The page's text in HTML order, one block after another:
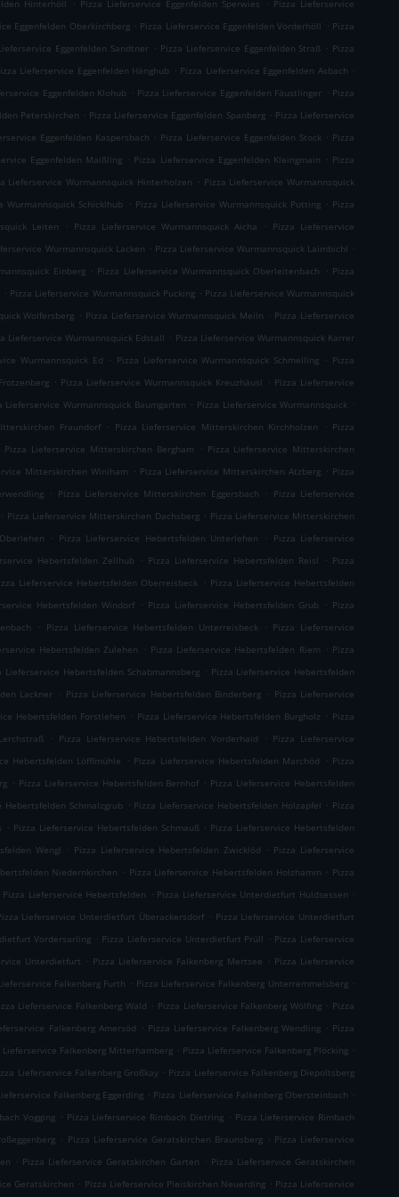
Hinterhöll Pizza Lieferservice Eggenfelden Sperwies
Pizza Lieferservice
Eggenfelden Oberkirchberg . Pizza Lieferservice Eggenfelden Vorderhöll . Pizza
Eggenfelden Sandtner . Pizza Lieferservice Eggenfelden Straß . Pizza
Lieferservice Eggenfelden Hänghub . Pizza Lieferservice Eggenfelden Asbach .
Eggenfelden Klohub . Pizza Lieferservice Eggenfelden Fäustlinger . Pizza
Peterskirchen . Pizza Lieferservice Eggenfelden Spanberg . Pizza Lieferservice
Eggenfelden Kaspersbach . Pizza Lieferservice Eggenfelden Stock . Pizza
Eggenfelden Maißling . Pizza Lieferservice Eggenfelden Kleingmain . Pizza
Lieferservice Wurmannsquick Hinterholzen . Pizza Lieferservice Wurmannsquick
Wurmannsquick Schicklhub . Pizza Lieferservice Wurmannsquick Putting . Pizza
Leiten . Pizza Lieferservice Wurmannsquick Aicha . Pizza Lieferservice
Wurmannsquick Lacken . Pizza Lieferservice Wurmannsquick Laimbichl .
Einberg . Pizza Lieferservice Wurmannsquick Oberleitenbach . Pizza
. Pizza Lieferservice Wurmannsquick Pucking . Pizza Lieferservice Wurmannsquick
Wolfersberg . Pizza Lieferservice Wurmannsquick Meiln . Pizza Lieferservice
Lieferservice Wurmannsquick Edstall . Pizza Lieferservice Wurmannsquick Karrer
Wurmannsquick Ed . Pizza Lieferservice Wurmannsquick Schmelling . Pizza
. Pizza Lieferservice Wurmannsquick Kreuzhäusl . Pizza Lieferservice
Lieferservice Wurmannsquick Baumgarten . Pizza Lieferservice Wurmannsquick .
Fraundorf . Pizza Lieferservice Mitterskirchen Kirchholzen . Pizza
Pizza Lieferservice Mitterskirchen Bergham . Pizza Lieferservice Mitterskirchen
Mitterskirchen Winiham . Pizza Lieferservice Mitterskirchen Atzberg . Pizza
. Pizza Lieferservice Mitterskirchen Eggersbach . Pizza Lieferservice
. Pizza Lieferservice Mitterskirchen Dachsberg . Pizza Lieferservice Mitterskirchen
. Pizza Lieferservice Hebertsfelden Unterlehen . Pizza Lieferservice
Hebertsfelden Zellhub . Pizza Lieferservice Hebertsfelden Reisl . Pizza
Lieferservice Hebertsfelden Oberreisbeck . Pizza Lieferservice Hebertsfelden
Hebertsfelden Windorf . Pizza Lieferservice Hebertsfelden Grub . Pizza
. Pizza Lieferservice Hebertsfelden Unterreisbeck . Pizza Lieferservice
Hebertsfelden Zulehen . Pizza Lieferservice Hebertsfelden Riem . Pizza
Lieferservice Hebertsfelden Schabmannsberg . Pizza Lieferservice Hebertsfelden
Lackner . Pizza Lieferservice Hebertsfelden Binderberg . Pizza Lieferservice
Hebertsfelden Forstlehen . Pizza Lieferservice Hebertsfelden Burgholz . Pizza
. Pizza Lieferservice Hebertsfelden Vorderhaid . Pizza Lieferservice
Hebertsfelden Löfflmühle . Pizza Lieferservice Hebertsfelden Marchöd . Pizza
. Pizza Lieferservice Hebertsfelden Bernhof . Pizza Lieferservice Hebertsfelden
Hebertsfelden Schmalzgrub . Pizza Lieferservice Hebertsfelden Holzapfel . Pizza
. Pizza Lieferservice Hebertsfelden Schmauß . Pizza Lieferservice Hebertsfelden
Wengl . Pizza Lieferservice Hebertsfelden Zwicklöd . Pizza Lieferservice
Niedernkirchen . Pizza Lieferservice Hebertsfelden Holzhamm . Pizza
Pizza Lieferservice Hebertsfelden . Pizza Lieferservice Unterdietfurt Huldsessen .
Lieferservice Unterdietfurt Überackersdorf . Pizza Lieferservice Unterdietfurt
Vordersarling . Pizza Lieferservice Unterdietfurt Prüll . Pizza Lieferservice
Unterdietfurt . Pizza Lieferservice Falkenberg Mertsee . Pizza Lieferservice
Falkenberg Furth . Pizza Lieferservice Falkenberg Unterremmelsberg .
Lieferservice Falkenberg Wald . Pizza Lieferservice Falkenberg Wölfing . Pizza
Falkenberg Amersöd . Pizza Lieferservice Falkenberg Wendling . Pizza
Lieferservice Falkenberg Mitterhamberg . Pizza Lieferservice Falkenberg Plöcking .
Lieferservice Falkenberg Großkay . Pizza Lieferservice Falkenberg Diepoltsberg
Falkenberg Eggerding . Pizza Lieferservice Falkenberg Obersteinbach .
Vogging . Pizza Lieferservice Rimbach Dietring . Pizza Lieferservice Rimbach
. Pizza Lieferservice Geratskirchen Braunsberg . Pizza Lieferservice
. Pizza Lieferservice Geratskirchen Garten . Pizza Lieferservice Geratskirchen
Geratskirchen . Pizza Lieferservice Pleiskirchen Neuerding . Pizza Lieferservice